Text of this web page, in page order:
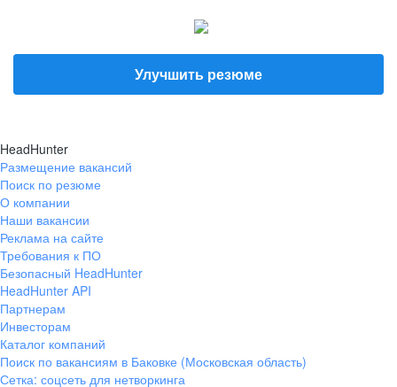
Улучшить резюме
HeadHunter
Размещение вакансий
Поиск по резюме
О компании
Наши вакансии
Реклама на сайте
Требования к ПО
Безопасный HeadHunter
HeadHunter API
Партнерам
Инвесторам
Каталог компаний
Поиск по вакансиям в Баковке (Московская область)
Сетка: соцсеть для нетворкинга